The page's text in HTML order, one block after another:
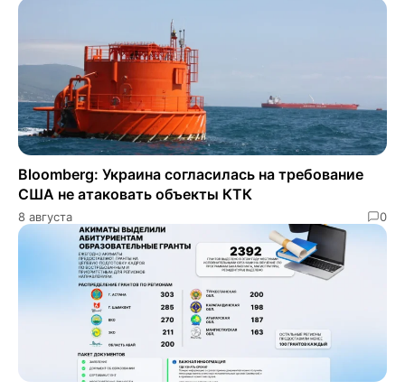
Bloomberg: Украина согласилась на требование
США не атаковать объекты КТК
8 августа 0